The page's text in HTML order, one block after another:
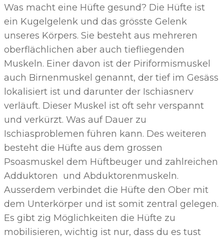
​Was macht eine Hüfte gesund? Die Hüfte ist
ein Kugelgelenk und das grösste Gelenk
unseres Körpers. Sie besteht aus mehreren
oberflächlichen aber auch tiefliegenden
Muskeln. Einer davon ist der Piriformismuskel
auch Birnenmuskel genannt, der tief im Gesäss
lokalisiert ist und darunter der Ischiasnerv
verläuft. Dieser Muskel ist oft sehr verspannt
und verkürzt. Was auf Dauer zu
Ischiasproblemen führen kann. Des weiteren
besteht die Hüfte aus dem grossen
Psoasmuskel dem Hüftbeuger und zahlreichen
Adduktoren und Abduktorenmuskeln.
Ausserdem verbindet die Hüfte den Ober mit
dem Unterkörper und ist somit zentral gelegen.
Es gibt zig Möglichkeiten die Hüfte zu
mobilisieren, wichtig ist nur, dass du es tust